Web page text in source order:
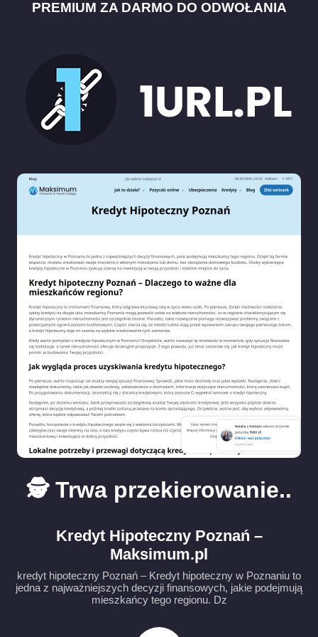
PREMIUM ZA DARMO DO ODWOŁANIA
🕵️ Trwa przekierowanie..
Kredyt Hipoteczny Poznań –
Maksimum.pl
kredyt hipoteczny Poznań – Kredyt hipoteczny w Poznaniu to
jedna z najważniejszych decyzji finansowych, jakie podejmują
mieszkańcy tego regionu. Dz